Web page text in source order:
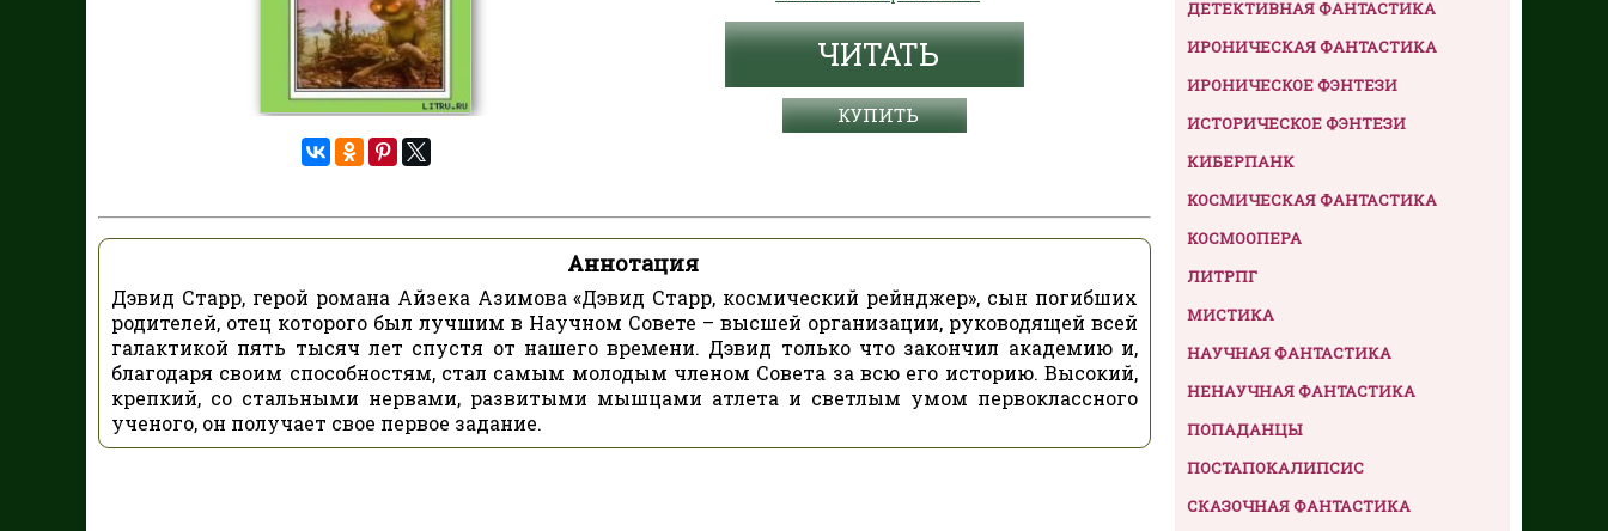
ЧИТАТЬ
КУПИТЬ
Аннотация
Дэвид Старр, герой романа Айзека Азимова «Дэвид Старр, космический рейнджер», сын погибших
родителей, отец которого был лучшим в Научном Совете – высшей организации, руководящей всей
галактикой пять тысяч лет спустя от нашего времени. Дэвид только что закончил академию и,
благодаря своим способностям, стал самым молодым членом Совета за всю его историю. Высокий,
крепкий, со стальными нервами, развитыми мышцами атлета и светлым умом первоклассного
ученого, он получает свое первое задание.
ДЕТЕКТИВНАЯ ФАНТАСТИКА
ИРОНИЧЕСКАЯ ФАНТАСТИКА
ИРОНИЧЕСКОЕ ФЭНТЕЗИ
ИСТОРИЧЕСКОЕ ФЭНТЕЗИ
КИБЕРПАНК
КОСМИЧЕСКАЯ ФАНТАСТИКА
КОСМООПЕРА
ЛИТРПГ
МИСТИКА
НАУЧНАЯ ФАНТАСТИКА
НЕНАУЧНАЯ ФАНТАСТИКА
ПОПАДАНЦЫ
ПОСТАПОКАЛИПСИС
СКАЗОЧНАЯ ФАНТАСТИКА